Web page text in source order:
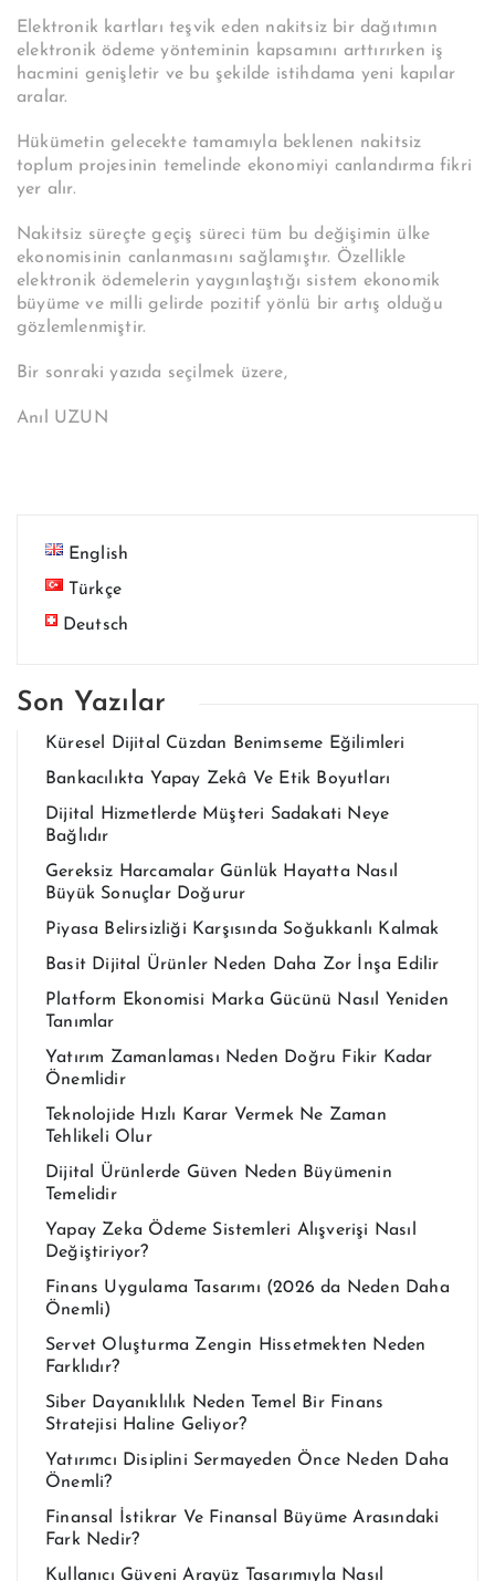
Elektronik kartları teşvik eden nakitsiz bir dağıtımın
elektronik ödeme yönteminin kapsamını arttırırken iş
hacmini genişletir ve bu şekilde istihdama yeni kapılar
aralar.
Hükümetin gelecekte tamamıyla beklenen nakitsiz
toplum projesinin temelinde ekonomiyi canlandırma fikri
yer alır.
Nakitsiz süreçte geçiş süreci tüm bu değişimin ülke
ekonomisinin canlanmasını sağlamıştır. Özellikle
elektronik ödemelerin yaygınlaştığı sistem ekonomik
büyüme ve milli gelirde pozitif yönlü bir artış olduğu
gözlemlenmiştir.
Bir sonraki yazıda seçilmek üzere,
Anıl UZUN
English
Türkçe
Deutsch
Son Yazılar
Küresel Dijital Cüzdan Benimseme Eğilimleri
Bankacılıkta Yapay Zekâ Ve Etik Boyutları
Dijital Hizmetlerde Müşteri Sadakati Neye
Bağlıdır
Gereksiz Harcamalar Günlük Hayatta Nasıl
Büyük Sonuçlar Doğurur
Piyasa Belirsizliği Karşısında Soğukkanlı Kalmak
Basit Dijital Ürünler Neden Daha Zor İnşa Edilir
Platform Ekonomisi Marka Gücünü Nasıl Yeniden
Tanımlar
Yatırım Zamanlaması Neden Doğru Fikir Kadar
Önemlidir
Teknolojide Hızlı Karar Vermek Ne Zaman
Tehlikeli Olur
Dijital Ürünlerde Güven Neden Büyümenin
Temelidir
Yapay Zeka Ödeme Sistemleri Alışverişi Nasıl
Değiştiriyor?
Finans Uygulama Tasarımı (2026 da Neden Daha
Önemli)
Servet Oluşturma Zengin Hissetmekten Neden
Farklıdır?
Siber Dayanıklılık Neden Temel Bir Finans
Stratejisi Haline Geliyor?
Yatırımcı Disiplini Sermayeden Önce Neden Daha
Önemli?
Finansal İstikrar Ve Finansal Büyüme Arasındaki
Fark Nedir?
Kullanıcı Güveni Arayüz Tasarımıyla Nasıl